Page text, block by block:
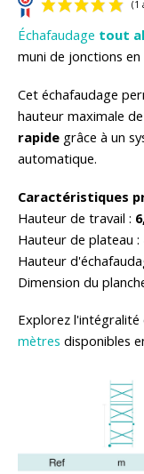
d’images
Échafaudage tout
muni de jonctions
Cet échafaudage
hauteur maximale
rapide grâce à un
automatique.
Caractéristiques
Hauteur de travail :
Hauteur de plateau :
Hauteur
Dimension du
Explorez
mètres disponibles